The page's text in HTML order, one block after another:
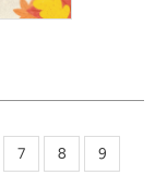
7 8 9